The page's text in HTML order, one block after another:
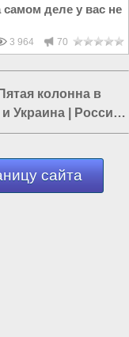
деле у вас не
3 964 70
Пятая колонна в
Украина
Россия
сайта